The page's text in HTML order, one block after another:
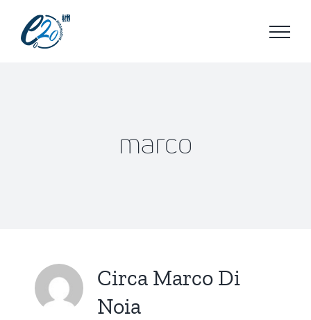
contenuto
marco
Circa Marco Di
Noia